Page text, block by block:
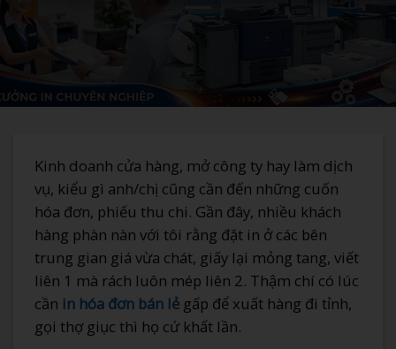
Kinh doanh cửa hàng, mở công ty hay làm dịch
vụ, kiểu gì anh/chị cũng cần đến những cuốn
hóa đơn, phiếu thu chi. Gần đây, nhiều khách
hàng phàn nàn với tôi rằng đặt in ở các bên
trung gian giá vừa chát, giấy lại mỏng tang, viết
liên 1 mà rách luôn mép liên 2. Thậm chí có lúc
cần in hóa đơn bán lẻ gấp để xuất hàng đi tỉnh,
gọi thợ giục thì họ cứ khất lần.